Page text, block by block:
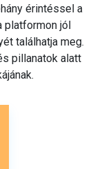
érintéssel a
platformon jól
találhatja meg.
pillanatok alatt